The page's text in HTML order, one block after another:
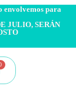
envolvemos para
JULIO, SERÁN